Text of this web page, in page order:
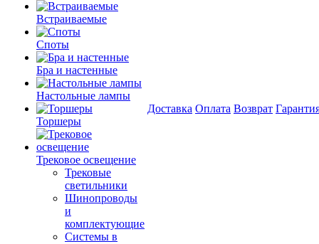
Встраиваемые
Споты
Бра и настенные
Настольные лампы
Торшеры
Трековое освещение
Трековые
светильники
Шинопроводы
и
комплектующие
Системы в
Доставка Оплата Возврат